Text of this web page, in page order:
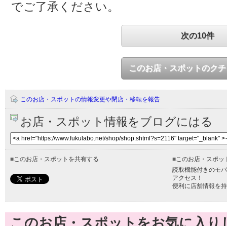
でご了承ください。
次の10件
このお店・スポットのク
このお店・スポットの情報変更や閉店・移転を報告
お店・スポット情報をブログにはる
■このお店・スポットを共有する ■このお店・スポッ
読取機能付きのモ
アクセス！
便利に店舗情報を